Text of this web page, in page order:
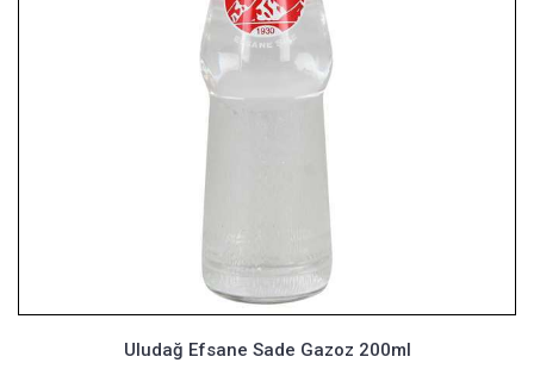
Uludağ Efsane Sade Gazoz 200ml